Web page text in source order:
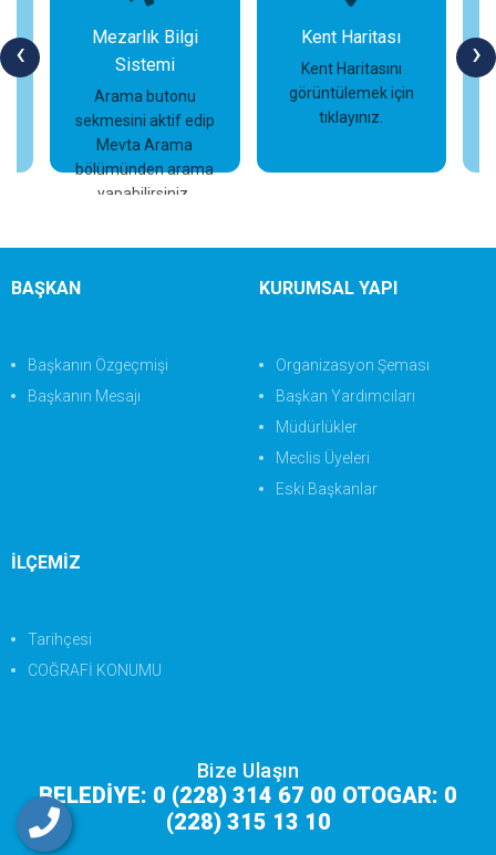
‹ ›
Mezarlık Bilgi
Sistemi
Arama butonu
sekmesini aktif edip
Mevta Arama
bölümünden arama
yapabilirsiniz.
İncele
Kent Haritası
Kent Haritasını
görüntülemek için
tıklayınız.
BAŞKAN
Başkanın Özgeçmişi
Başkanın Mesajı
KURUMSAL YAPI
Organizasyon Şeması
Başkan Yardımcıları
Müdürlükler
Meclis Üyeleri
Eski Başkanlar
İLÇEMİZ
Tarihçesi
COĞRAFİ KONUMU
Bize Ulaşın
BELEDİYE: 0 (228) 314 67 00 OTOGAR: 0
(228) 315 13 10